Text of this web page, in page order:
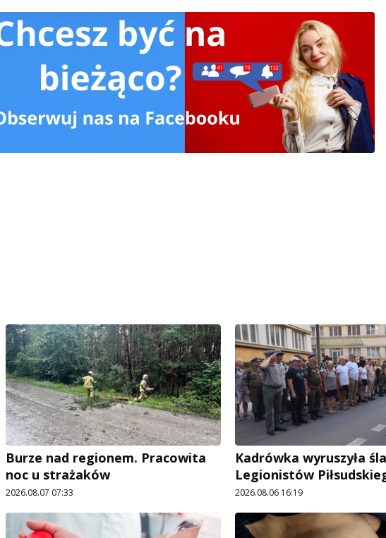
Burze nad regionem. Pracowita
noc u strażaków
2026.08.07 07:33
Kadrówka wyruszyła
Legionistów
2026.08.06 16:19